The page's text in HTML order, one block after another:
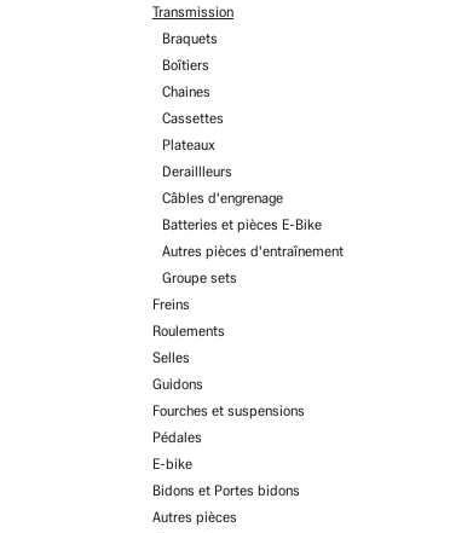
Transmission
Braquets
Boîtiers
Chaines
Cassettes
Plateaux
Deraillleurs
Câbles d'engrenage
Batteries et pièces E-Bike
Autres pièces d'entraînement
Groupe sets
Freins
Roulements
Selles
Guidons
Fourches et suspensions
Pédales
E-bike
Bidons et Portes bidons
Autres pièces